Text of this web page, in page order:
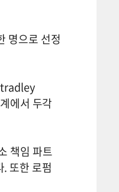
명으로 선정
에서 두각
책임 파트
또한 로펌